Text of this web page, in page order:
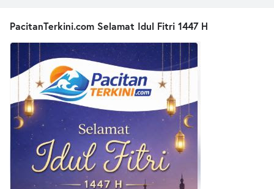
PacitanTerkini.com Selamat Idul Fitri 1447 H